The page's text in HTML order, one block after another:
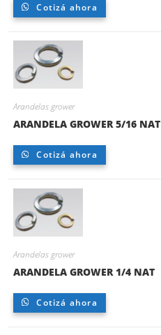
Cotizá ahora
Arandelas grower
ARANDELA GROWER 5/16 NAT
Cotizá ahora
Arandelas grower
ARANDELA GROWER 1/4 NAT
Cotizá ahora